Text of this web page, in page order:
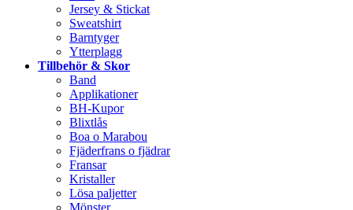
Jersey & Stickat
Sweatshirt
Barntyger
Ytterplagg
Tillbehör & Skor
Band
Applikationer
BH-Kupor
Blixtlås
Boa o Marabou
Fjäderfrans o fjädrar
Fransar
Kristaller
Lösa paljetter